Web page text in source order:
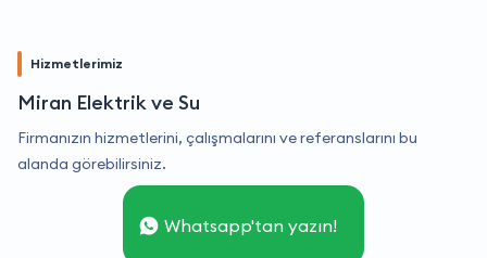
Hizmetlerimiz
Miran Elektrik ve Su
Firmanızın hizmetlerini, çalışmalarını ve referanslarını bu
alanda görebilirsiniz.
Whatsapp'tan yazın!